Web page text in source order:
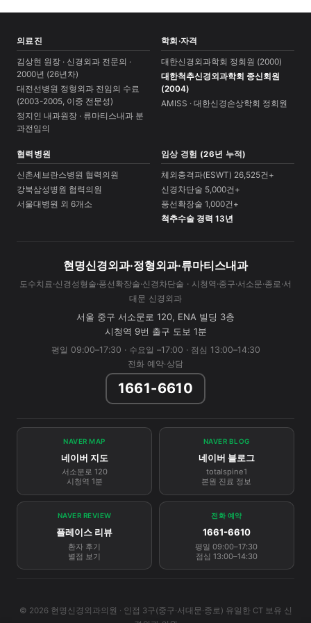
의료진
김상현 원장 · 신경외과 전문의 ·
2000년 (26년차)
대전선병원 정형외과 전임의 수료
(2003-2005, 이중 전문성)
정지인 내과원장 · 류마티스내과 분
과전임의
학회·자격
대한신경외과학회 정회원 (2000)
대한척추신경외과학회 종신회원
(2004)
AMISS · 대한신경손상학회 정회원
협력병원
신촌세브란스병원 협력의원
강북삼성병원 협력의원
서울대병원 외 6개소
임상 경험 (26년 누적)
체외충격파(ESWT) 26,525건+
신경차단술 5,000건+
풍선확장술 1,000건+
척추수술 경력 13년
현명신경외과·정형외과·류마티스내과
도수치료·신경성형술·풍선확장술·신경차단술 · 시청역·중구·서소문·종로·서
대문 신경외과
서울 중구 서소문로 120, ENA 빌딩 3층
시청역 9번 출구 도보 1분
평일 09:00–17:30 · 수요일 –17:00 · 점심 13:00–14:30
전화 예약·상담
1661-6610
NAVER MAP
네이버 지도
서소문로 120
시청역 1분
NAVER BLOG
네이버 블로그
totalspine1
본원 진료 정보
NAVER REVIEW
플레이스 리뷰
환자 후기
별점 보기
전화 예약
1661-6610
평일 09:00–17:30
점심 13:00–14:30
© 2026 현명신경외과의원 · 인접 3구(중구·서대문·종로) 유일한 CT 보유 신